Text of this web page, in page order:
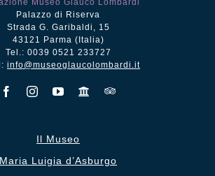
Museo Glauco Lombardi
Palazzo di Riserva
Strada G. Garibaldi, 15
43121 Parma (Italia)
Tel.: 0039 0521 233727
info@museoglaucolombardi.it
Il Museo
Maria Luigia d’Asburgo